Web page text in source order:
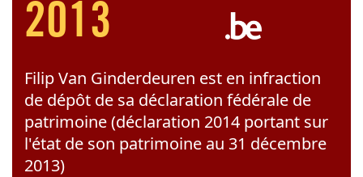
2013
Filip Van Ginderdeuren est en infraction
de dépôt de sa déclaration fédérale de
patrimoine (déclaration 2014 portant sur
l'état de son patrimoine au 31 décembre
2013)